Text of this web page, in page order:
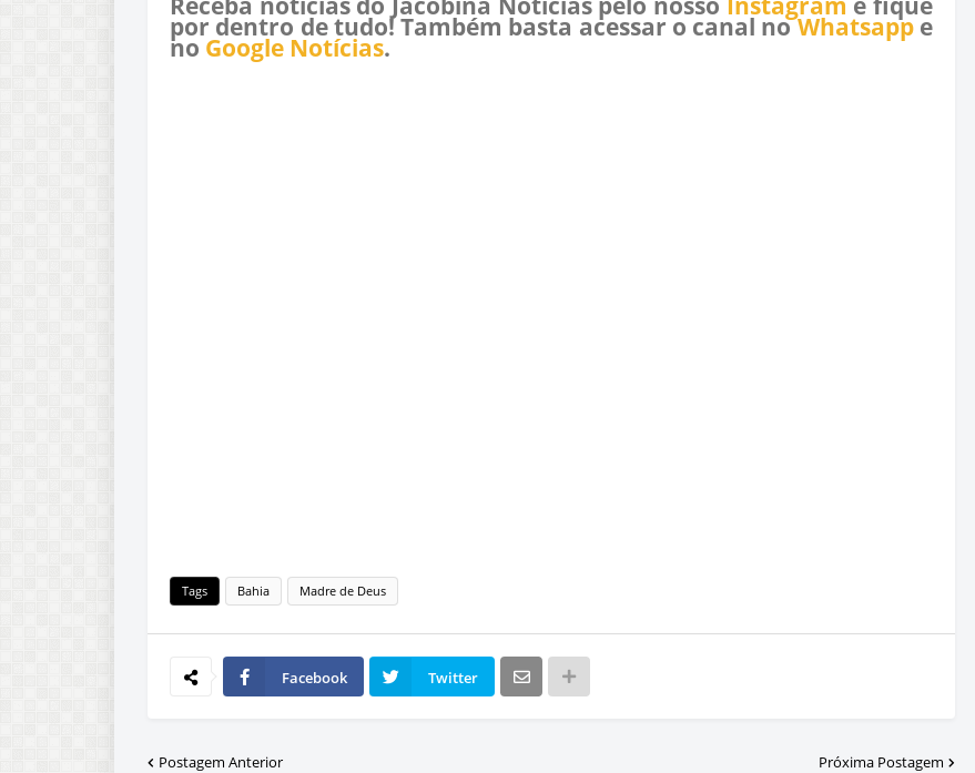
por dentro de tudo! Também basta acessar o canal noWhatsappe
no Google Notícias.
Tags Bahia Madre de Deus
Facebook Twitter
Postagem Anterior Próxima Postagem